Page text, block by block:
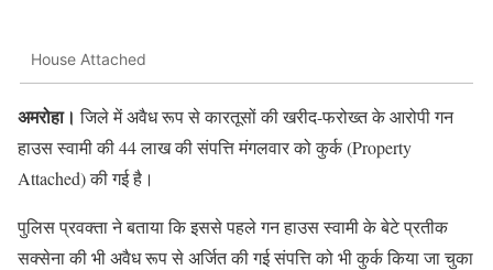
House Attached
अमरोहा। जिले में अवैध रूप से कारतूसों की खरीद-फरोख्त के आरोपी गन
हाउस स्वामी की 44 लाख की संपत्ति मंगलवार को कुर्क (Property
Attached) की गई है।
पुलिस प्रवक्ता ने बताया कि इससे पहले गन हाउस स्वामी के बेटे प्रतीक
सक्सेना की भी अवैध रूप से अर्जित की गई संपत्ति को भी कुर्क किया जा चुका